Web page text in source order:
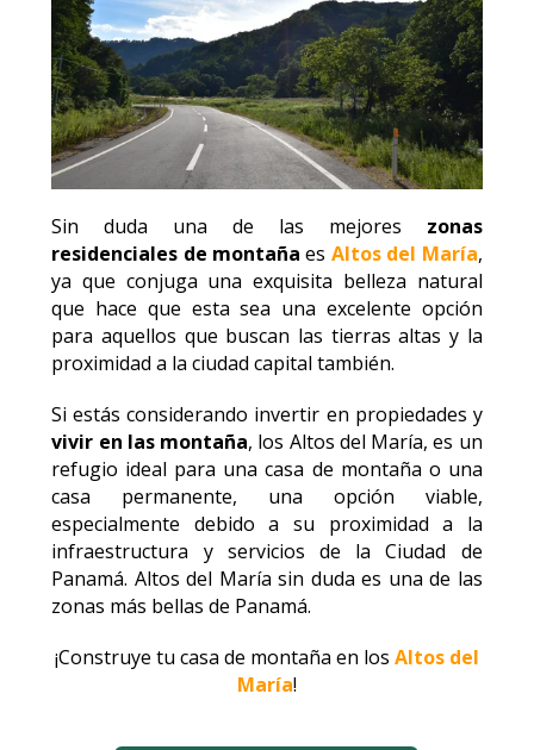
Sin duda una de las mejores zonas
residenciales de montaña es Altos del María,
ya que conjuga una exquisita belleza natural
que hace que esta sea una excelente opción
para aquellos que buscan las tierras altas y la
proximidad a la ciudad capital también.
Si estás considerando invertir en propiedades y
vivir en las montaña, los Altos del María, es un
refugio ideal para una casa de montaña o una
casa permanente, una opción viable,
especialmente debido a su proximidad a la
infraestructura y servicios de la Ciudad de
Panamá. Altos del María sin duda es una de las
zonas más bellas de Panamá.
¡Construye tu casa de montaña en los Altos del
María!